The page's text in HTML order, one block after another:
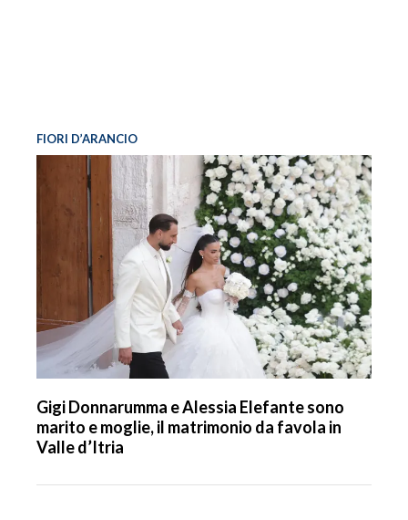
FIORI D’ARANCIO
Gigi Donnarumma e Alessia Elefante sono
marito e moglie, il matrimonio da favola in
Valle d’Itria